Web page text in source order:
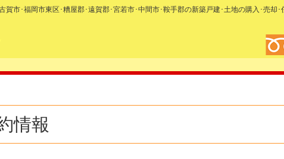
賀市･福岡市東区･糟屋郡･遠賀郡･宮若市･中間市･鞍手郡の新築戸建･土地の購入･売却
情報